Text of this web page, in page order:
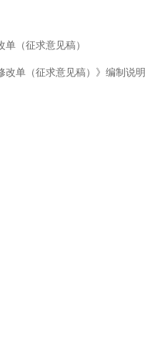
（征求意见稿）
单（征求意见稿）》编制说明